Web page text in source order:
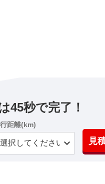
45秒で完了！
距離(km)
見